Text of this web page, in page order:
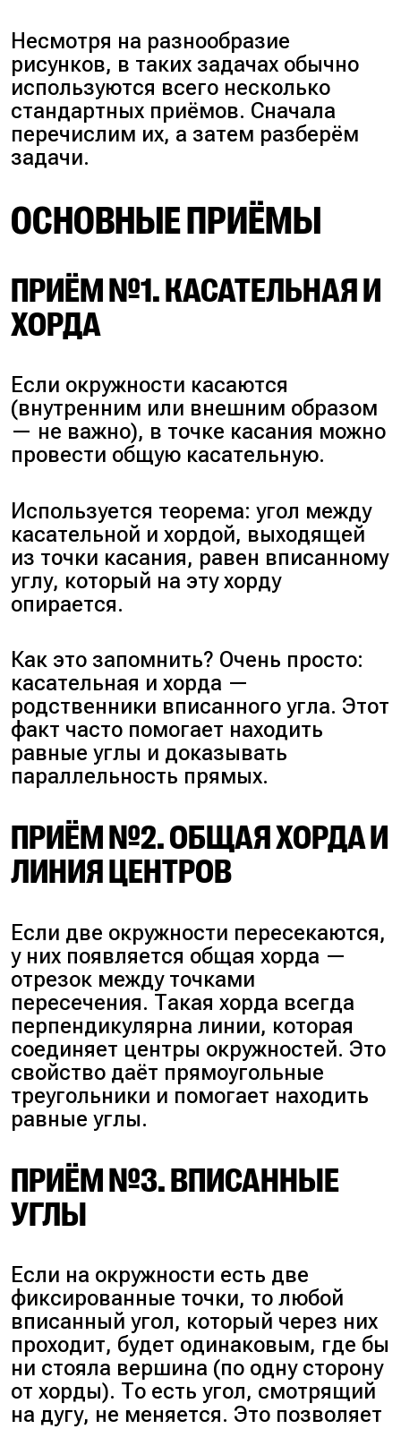
Несмотря на разнообразие
рисунков, в таких задачах обычно
используются всего несколько
стандартных приёмов. Сначала
перечислим их, а затем разберём
задачи.
ОСНОВНЫЕ ПРИЁМЫ
ПРИЁМ №1. КАСАТЕЛЬНАЯ И
ХОРДА
Если окружности касаются
(внутренним или внешним образом
— не важно), в точке касания можно
провести общую касательную.
Используется теорема: угол между
касательной и хордой, выходящей
из точки касания, равен вписанному
углу, который на эту хорду
опирается.
Как это запомнить? Очень просто:
касательная и хорда —
родственники вписанного угла. Этот
факт часто помогает находить
равные углы и доказывать
параллельность прямых.
ПРИЁМ №2. ОБЩАЯ ХОРДА И
ЛИНИЯ ЦЕНТРОВ
Если две окружности пересекаются,
у них появляется общая хорда —
отрезок между точками
пересечения. Такая хорда всегда
перпендикулярна линии, которая
соединяет центры окружностей. Это
свойство даёт прямоугольные
треугольники и помогает находить
равные углы.
ПРИЁМ №3. ВПИСАННЫЕ
УГЛЫ
Если на окружности есть две
фиксированные точки, то любой
вписанный угол, который через них
проходит, будет одинаковым, где бы
ни стояла вершина (по одну сторону
от хорды). То есть угол, смотрящий
на дугу, не меняется. Это позволяет